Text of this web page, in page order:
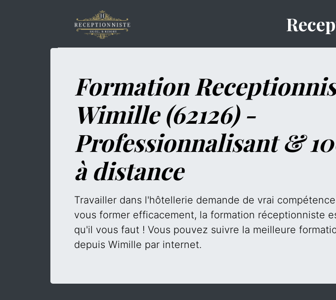
Formation
Wimille (62126) -
Professionnalisant &
à distance
Travailler dans l'hôtellerie demande de vrai
vous former efficacement, la formation réceptionniste
qu'il vous faut ! Vous pouvez suivre la meilleure
depuis Wimille par internet.